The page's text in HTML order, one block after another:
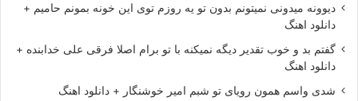
دیوونه میدونی نمیتونم بدون تو یه روزم توی این خونه بمونم حامیم +
دانلود اهنگ
گفتم بد و خوب تقدیر دیگه نمیکنه با تو برام اصلا فرقی علی خدابنده +
دانلود اهنگ
شدی واسم همون رویای تو شبم امیر خوشنگار + دانلود اهنگ